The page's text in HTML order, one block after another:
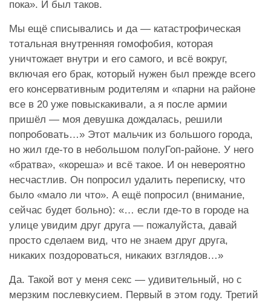
пока». И был таков.
Мы ещё списывались и да — катастрофическая
тотальная внутренняя гомофобия, которая
уничтожает внутри и его самого, и всё вокруг,
включая его брак, который нужен был прежде всего
его консервативным родителям и «парни на районе
все в 20 уже повыскакивали, а я после армии
пришёл — моя девушка дождалась, решили
попробовать…» Этот мальчик из большого города,
но жил где-то в небольшом полуГоп-районе. У него
«братва», «кореша» и всё такое. И он невероятно
несчастлив. Он попросил удалить переписку, что
было «мало ли что». А ещё попросил (внимание,
сейчас будет больно): «… если где-то в городе на
улице увидим друг друга — пожалуйста, давай
просто сделаем вид, что не знаем друг друга,
никаких поздороваться, никаких взглядов…»
Да. Такой вот у меня секс — удивительный, но с
мерзким послевкусием. Первый в этом году. Третий